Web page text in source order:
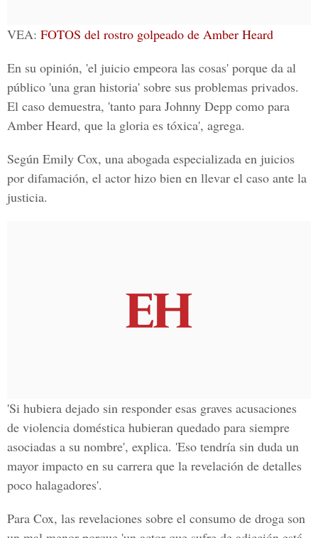
VEA: FOTOS del rostro golpeado de Amber Heard
En su opinión, 'el juicio empeora las cosas' porque da al
público 'una gran historia' sobre sus problemas privados.
El caso demuestra, 'tanto para Johnny Depp como para
Amber Heard, que la gloria es tóxica', agrega.
Según Emily Cox, una abogada especializada en juicios
por difamación, el actor hizo bien en llevar el caso ante la
justicia.
'Si hubiera dejado sin responder esas graves acusaciones
de violencia doméstica hubieran quedado para siempre
asociadas a su nombre', explica. 'Eso tendría sin duda un
mayor impacto en su carrera que la revelación de detalles
poco halagadores'.
Para Cox, las revelaciones sobre el consumo de droga son